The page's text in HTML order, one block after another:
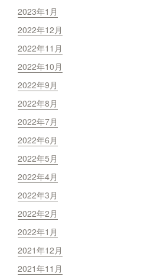
2023年1月
2022年12月
2022年11月
2022年10月
2022年9月
2022年8月
2022年7月
2022年6月
2022年5月
2022年4月
2022年3月
2022年2月
2022年1月
2021年12月
2021年11月